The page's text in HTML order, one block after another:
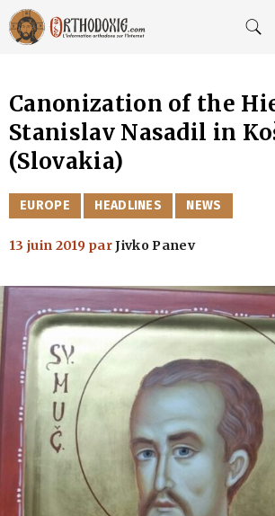
Aller
au
contenu
Canonization of the
Stanislav Nasadil in
(Slovakia)
CATÉGORIES
EUROPE HEADLINES NEWS
13 juin 2019 parJivko Panev